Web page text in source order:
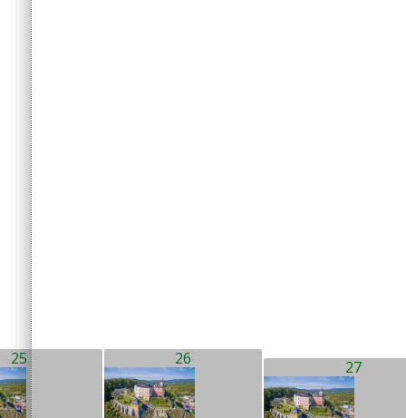
25 26 27